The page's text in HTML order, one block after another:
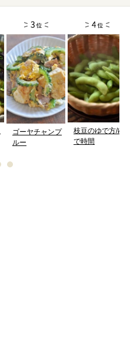
ゴーヤチャンプ
ルー
枝豆のゆで方/ゆ
で時間